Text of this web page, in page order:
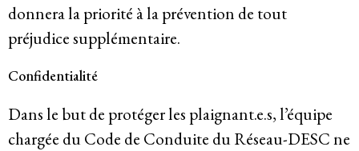
donnera la priorité à la prévention de tout
préjudice supplémentaire.
Confidentialité
Dans le but de protéger les plaignant.e.s, l’équipe
chargée du Code de Conduite du Réseau-DESC ne